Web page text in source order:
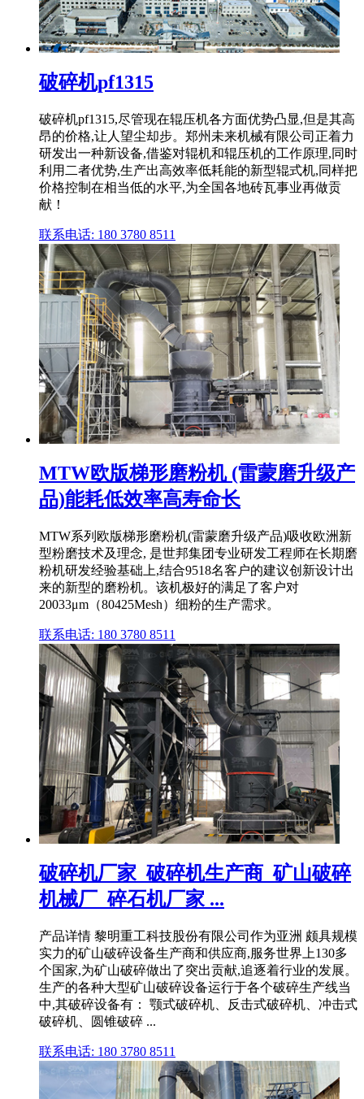
破碎机pf1315
破碎机pf1315,尽管现在辊压机各方面优势凸显,但是其高
昂的价格,让人望尘却步。郑州未来机械有限公司正着力
研发出一种新设备,借鉴对辊机和辊压机的工作原理,同时
利用二者优势,生产出高效率低耗能的新型辊式机,同样把
价格控制在相当低的水平,为全国各地砖瓦事业再做贡
献！
联系电话: 180 3780 8511
MTW欧版梯形磨粉机 (雷蒙磨升级产
品)能耗低效率高寿命长
MTW系列欧版梯形磨粉机(雷蒙磨升级产品)吸收欧洲新
型粉磨技术及理念, 是世邦集团专业研发工程师在长期磨
粉机研发经验基础上,结合9518名客户的建议创新设计出
来的新型的磨粉机。该机极好的满足了客户对
20033μm（80425Mesh）细粉的生产需求。
联系电话: 180 3780 8511
破碎机厂家_破碎机生产商_矿山破碎
机械厂_碎石机厂家 ...
产品详情 黎明重工科技股份有限公司作为亚洲 颇具规模
实力的矿山破碎设备生产商和供应商,服务世界上130多
个国家,为矿山破碎做出了突出贡献,追逐着行业的发展。
生产的各种大型矿山破碎设备运行于各个破碎生产线当
中,其破碎设备有： 颚式破碎机、反击式破碎机、冲击式
破碎机、圆锥破碎 ...
联系电话: 180 3780 8511